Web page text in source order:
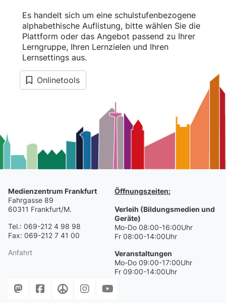
Es handelt sich um eine schulstufenbezogene
alphabethische Auflistung, bitte wählen Sie die
Plattform oder das Angebot passend zu Ihrer
Lerngruppe, Ihren Lernzielen und Ihren
Lernsettings aus.
Onlinetools
Medienzentrum Frankfurt
Fahrgasse 89
60311 Frankfurt/M.
Tel.: 069-212 4 98 98
Fax: 069-212 7 41 00
Anfahrt
Öffnungszeiten:
Verleih (Bildungsmedien und
Geräte)
Mo-Do 08:00-16:00Uhr
Fr 08:00-14:00Uhr
Veranstaltungen
Mo-Do 09:00-17:00Uhr
Fr 09:00-14:00Uhr